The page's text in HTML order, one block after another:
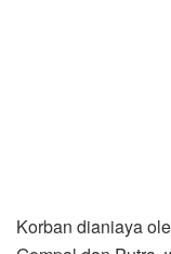
Korban dianiaya